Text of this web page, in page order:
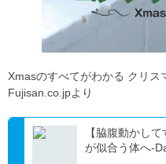
Xmasのすべてがわかる クリス
Fujisan.co.jpより
【脇腹動かし
が似合う体へ-